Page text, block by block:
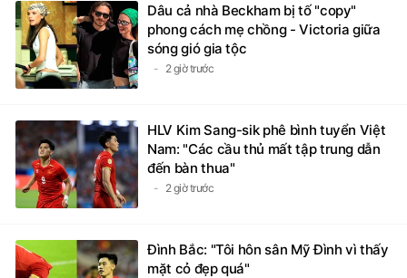
Dâu cả nhà Beckham bị tố "copy"
phong cách mẹ chồng - Victoria giữa
sóng gió gia tộc
2 giờ trước
HLV Kim Sang-sik phê bình tuyển Việt
Nam: "Các cầu thủ mất tập trung dẫn
đến bàn thua"
2 giờ trước
Đình Bắc: "Tôi hôn sân Mỹ Đình vì thấy
mặt cỏ đẹp quá"